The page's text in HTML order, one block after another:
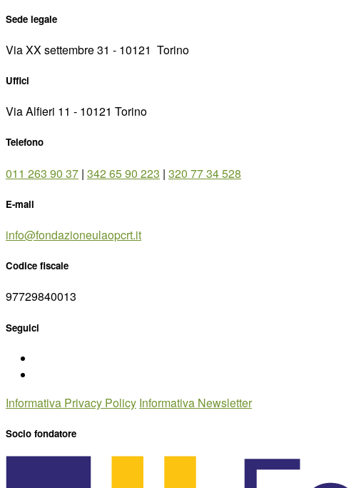
Sede legale
Via XX settembre 31 - 10121 ­ Torino
Uffici
Via Alfieri 11 - 10121 Torino
Telefono
011 263 90 37 | 342 65 90 223 | 320 77 34 528
E-mail
info@fondazioneulaopcrt.it
Codice fiscale
97729840013
Seguici
Informativa Privacy Policy Informativa Newsletter
Socio fondatore